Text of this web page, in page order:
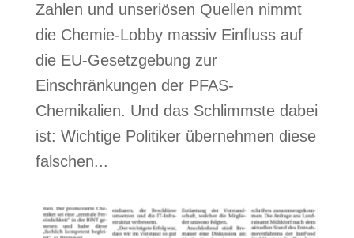
Zahlen und unseriösen Quellen nimmt
die Chemie-Lobby massiv Einfluss auf
die EU-Gesetzgebung zur
Einschränkungen der PFAS-
Chemikalien. Und das Schlimmste dabei
ist: Wichtige Politiker übernehmen diese
falschen...